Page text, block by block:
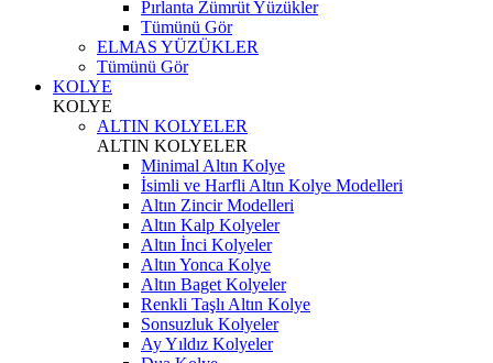
Pırlanta Zümrüt Yüzükler
Tümünü Gör
ELMAS YÜZÜKLER
Tümünü Gör
KOLYE
KOLYE
ALTIN KOLYELER
ALTIN KOLYELER
Minimal Altın Kolye
İsimli ve Harfli Altın Kolye Modelleri
Altın Zincir Modelleri
Altın Kalp Kolyeler
Altın İnci Kolyeler
Altın Yonca Kolye
Altın Baget Kolyeler
Renkli Taşlı Altın Kolye
Sonsuzluk Kolyeler
Ay Yıldız Kolyeler